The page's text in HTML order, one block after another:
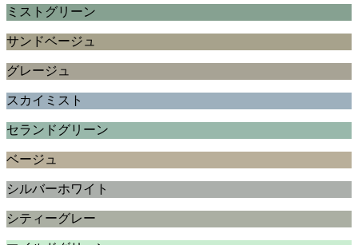
ミストグリーン
サンドベージュ
グレージュ
スカイミスト
セランドグリーン
ベージュ
シルバーホワイト
シティーグレー